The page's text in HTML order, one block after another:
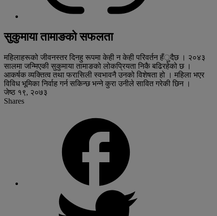
सुकुमाया तामाङको सफलता
महिलाहरूको जीवनस्तर दिनहु रूपमा केही न केही परिवर्तन हँुदैछ । २०४३
सालमा जन्मिएकी सुकुमाया तामाङको लोकप्रियता निकै बढिरहेको छ ।
आकर्षक व्यक्तित्व तथा फरासिली स्वभावनै उनको विशेषता हो । महिला भएर
विविध भूमिका निर्वाह गर्न सकिन्छ भन्ने कुरा उनीले सावित गरेकी छिन ।
जेष्ठ १९, २०७३
Shares